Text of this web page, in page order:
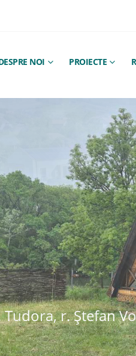
NOI PROIECTE
Tudora, r. Ștefan